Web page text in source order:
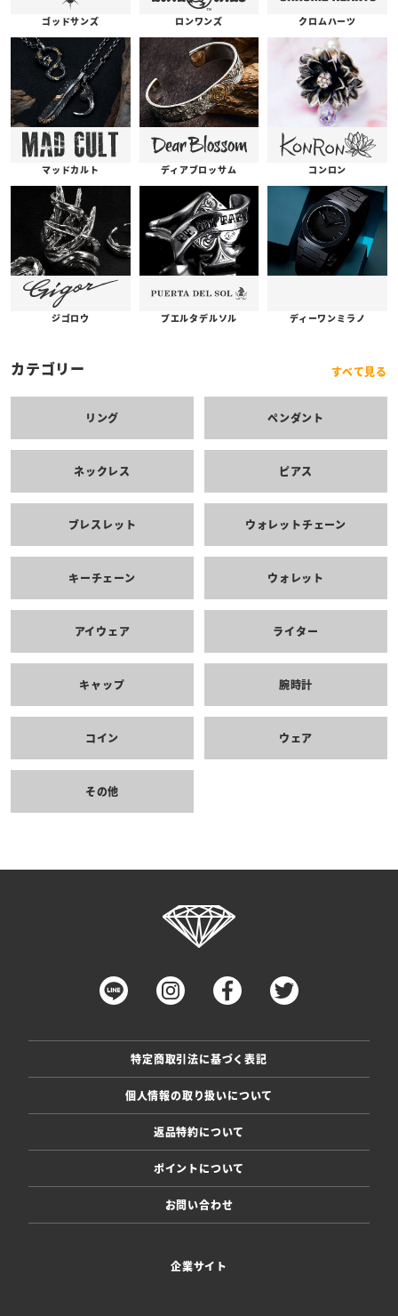
ゴッドサンズ ロンワンズ クロムハーツ
マッドカルト ディアブロッサム コンロン
ジゴロウ プエルタデルソル ディーワンミラノ
カテゴリー すべて見る
リング ペンダント
ネックレス ピアス
ブレスレット ウォレットチェーン
キーチェーン ウォレット
アイウェア ライター
キャップ 腕時計
コイン ウェア
その他
特定商取引法に基づく表記
個人情報の取り扱いについて
返品特約について
ポイントについて
お問い合わせ
企業サイト